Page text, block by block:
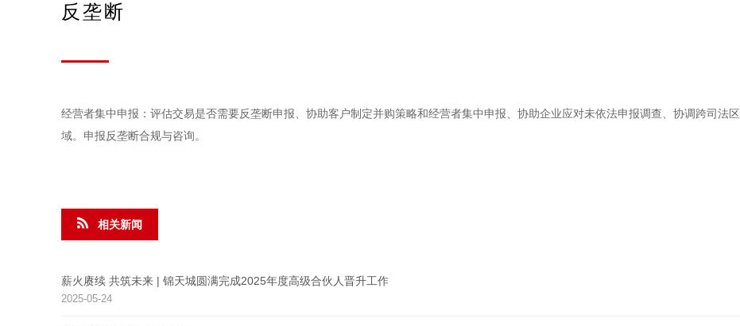
反垄断
经营者集中申报：评估交易是否需要反垄断申报、协助客户制定并购策略和经营者集中申报、协助企业应对未依法申报调查、协调跨司法区
域。申报反垄断合规与咨询。
相关新闻
薪火赓续 共筑未来 | 锦天城圆满完成2025年度高级合伙人晋升工作
2025-05-24